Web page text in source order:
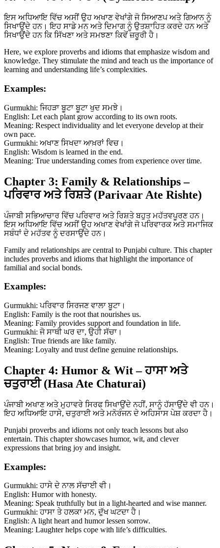
ਇਸ ਅਧਿਆਇ ਵਿੱਚ ਅਸੀਂ ਉਹ ਅਖਾਣ ਵੇਖਾਂਗੇ ਜੋ ਸਿਆਣਪ ਅਤੇ ਗਿਆਨ ਨੂੰ
ਸਿਖਾਉਂਦੇ ਹਨ। ਇਹ ਸਾਡੇ ਮਨ ਅਤੇ ਦਿਮਾਗ ਨੂੰ ਉਤਸ਼ਾਹਿਤ ਕਰਦੇ ਹਨ ਅਤੇ
ਸਿਖਾਉਂਦੇ ਹਨ ਕਿ ਸਿੱਖਣਾ ਅਤੇ ਸਮਝਣਾ ਕਿਵੇਂ ਜ਼ਰੂਰੀ ਹੈ।
Here, we explore proverbs and idioms that emphasize wisdom and
knowledge. They stimulate the mind and teach us the importance of
learning and understanding life’s complexities.
Examples:
Gurmukhi: ਜਿਹੜਾ ਬੂਟਾ ਬੂਟਾ ਖੁਦ ਸਮਝੇ।
English: Let each plant grow according to its own roots.
Meaning: Respect individuality and let everyone develop at their
own pace.
Gurmukhi: ਅਖਾਣ ਸਿਖਦਾ ਆਖ਼ਰਾਂ ਵਿਚ।
English: Wisdom is learned in the end.
Meaning: True understanding comes from experience over time.
Chapter 3: Family & Relationships –
ਪਰਿਵਾਰ ਅਤੇ ਰਿਸ਼ਤੇ (Parivaar Ate Rishte)
ਪੰਜਾਬੀ ਸਭਿਆਚਾਰ ਵਿੱਚ ਪਰਿਵਾਰ ਅਤੇ ਰਿਸ਼ਤੇ ਬਹੁਤ ਮਹੱਤਵਪੂਰਣ ਹਨ।
ਇਸ ਅਧਿਆਇ ਵਿੱਚ ਅਸੀਂ ਉਹ ਅਖਾਣ ਵੇਖਾਂਗੇ ਜੋ ਪਰਿਵਾਰਕ ਅਤੇ ਸਮਾਜਿਕ
ਸਬੰਧਾਂ ਦੇ ਮਹੱਤਵ ਨੂੰ ਦਰਸਾਉਂਦੇ ਹਨ।
Family and relationships are central to Punjabi culture. This chapter
includes proverbs and idioms that highlight the importance of
familial and social bonds.
Examples:
Gurmukhi: ਪਰਿਵਾਰ ਸਿਰਜਣ ਵਾਲਾ ਬੂਟਾ।
English: Family is the root that nourishes us.
Meaning: Family provides support and foundation in life.
Gurmukhi: ਜੋ ਸਾਥੀ ਘਰ ਦਾ, ਉਹੀ ਸੱਚਾ।
English: True friends are like family.
Meaning: Loyalty and trust define genuine relationships.
Chapter 4: Humor & Wit – ਹਾਸਾ ਅਤੇ
ਚਤੁਰਾਈ (Hasa Ate Chaturai)
ਪੰਜਾਬੀ ਅਖਾਣ ਅਤੇ ਮੁਹਾਵਰੇ ਸਿਰਫ ਸਿਖਾਉਂਦੇ ਨਹੀਂ, ਸਾਨੂੰ ਹੱਸਾਉਂਦੇ ਵੀ ਹਨ।
ਇਹ ਅਧਿਆਇ ਹਾਸੇ, ਚਤੁਰਾਈ ਅਤੇ ਮਨੋਰੰਜਨ ਦੇ ਅਹਿਸਾਸ ਪੇਸ਼ ਕਰਦਾ ਹੈ।
Punjabi proverbs and idioms not only teach lessons but also
entertain. This chapter showcases humor, wit, and clever
expressions that bring joy and insight.
Examples:
Gurmukhi: ਹਾਸੇ ਦੇ ਨਾਲ ਸੱਚਾਈ ਵੀ।
English: Humor with honesty.
Meaning: Speak truthfully but in a light-hearted and wise manner.
Gurmukhi: ਹਾਸਾ ਤੇ ਹਲਕਾ ਮਨ, ਦੁੱਖ ਘਟਦਾ ਹੈ।
English: A light heart and humor lessen sorrow.
Meaning: Laughter helps cope with life’s difficulties.